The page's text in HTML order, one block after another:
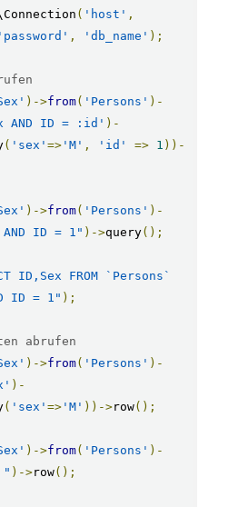
( 'host' ,
'password' , 'db_name' );
)->from( 'Persons' )-
AND ID = :id' )-
( 'sex' =>'M' , 'id' => 1 ))-
)->from( 'Persons' )-
ID = 1" )->query();
ID,Sex FROM `Persons`
ID = 1" );
abrufen
)->from( 'Persons' )-
)-
( 'sex' =>'M' ))->row();
)->from( 'Persons' )-
" )->row();